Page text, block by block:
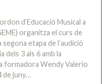
d’Educació Musical a
organitza el curs de
etapa de l’audició
dels 3 als 6 amb la
formadora Wendy Valerio
de juny…